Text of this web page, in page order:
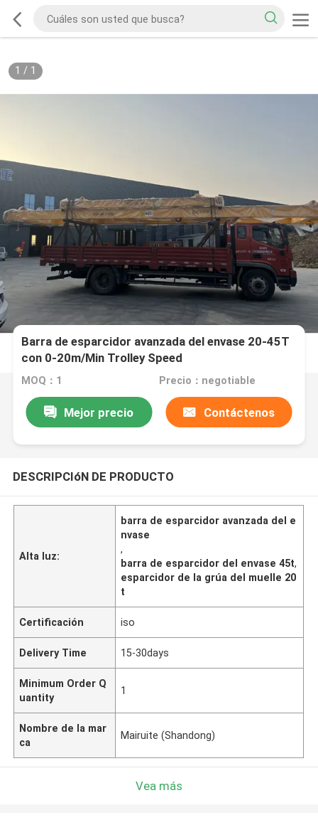
1 / 1
Barra de esparcidor avanzada del envase 20-45T
con 0-20m/Min Trolley Speed
MOQ：1 Precio：negotiable
Mejor precio Contáctenos
DESCRIPCIóN DE PRODUCTO
Alta luz:
barra de esparcidor avanzada del e
nvase
,
barra de esparcidor del envase 45t,
esparcidor de la grúa del muelle 20
t
Certificación iso
Delivery Time 15-30days
Minimum Order Q
uantity
1
Nombre de la mar
ca
Mairuite (Shandong)
Vea más